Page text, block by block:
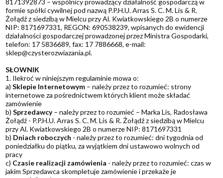
8171392873 – wspólnicy prowadzący działalność gospodarczą w
formie spółki cywilnej pod nazwą P.P.H.U. Arras S. C. M. Lis & R.
Żołądź z siedzibą w Mielcu przy Al. Kwiatkowskiego 2B o numerze
NIP: 8171697331, REGON: 690538239, wpisanych do ewidencji
działalności gospodarczej prowadzonej przez Ministra Gospodarki,
telefon: 17 5836689, fax: 17 7886668, e-mail:
sklep@czysterozwiazania.pl.
SŁOWNIK
1. Ilekroć w niniejszym regulaminie mowa o:
a)Sklepie Internetowym – należy przez to rozumieć: strony
internetowe za pośrednictwem których klient może składać
zamówienie
b)Sprzedawcy– należy przez to rozumieć – Marka Lis, Radosława
Żołądź - P.P.H.U. Arras S. C. M. Lis & R. Żołądź z siedzibą w Mielcu
przy Al. Kwiatkowskiego 2B o numerze NIP: 8171697331
b) Dniach roboczych - należy przez to rozumieć: dni tygodnia od
poniedziałku do piątku, za wyjątkiem dni ustawowo wolnych od
pracy
c) Czasie realizacji zamówienia - należy przez to rozumieć: czas w
jakim Sprzedawca skompletuje zamówienie i przekaże je